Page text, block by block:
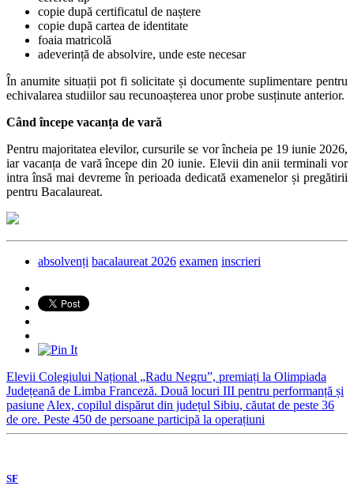
copie după certificatul de naștere
copie după cartea de identitate
foaia matricolă
adeverință de absolvire, unde este necesar
În anumite situații pot fi solicitate și documente suplimentare pentru
echivalarea studiilor sau recunoașterea unor probe susținute anterior.
Când începe vacanța de vară
Pentru majoritatea elevilor, cursurile se vor încheia pe 19 iunie 2026,
iar vacanța de vară începe din 20 iunie. Elevii din anii terminali vor
intra însă mai devreme în perioada dedicată examenelor și pregătirii
pentru Bacalaureat.
absolvenți bacalaureat 2026 examen inscrieri
Elevii Colegiului Național „Radu Negru”, premiați la Olimpiada
Județeană de Limba Franceză. Două locuri III pentru performanță și
pasiune Alex, copilul dispărut din județul Sibiu, căutat de peste 36
de ore. Peste 450 de persoane participă la operațiuni
SF